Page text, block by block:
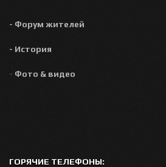
- Форум жителей
- История
- Фото & видео
ГОРЯЧИЕ ТЕЛЕФОНЫ: